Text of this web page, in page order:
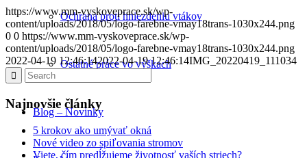
Ochrana proti hniezdeniu vtákov
Ostatné práce vo výškach
Blog – Novinky
https://www.mm-vyskoveprace.sk/wp-
content/uploads/2018/05/logo-farebne-vmay18trans-1030x244.png
0 0 https://www.mm-vyskoveprace.sk/wp-
content/uploads/2018/05/logo-farebne-vmay18trans-1030x244.png
2022-04-19 12:46:142022-04-19 12:46:14IMG_20220419_111034
Najnovšie články
5 krokov ako umývať okná
Nové video zo spiľovania stromov
Viete, čím predĺžujeme životnosť vaších striech?